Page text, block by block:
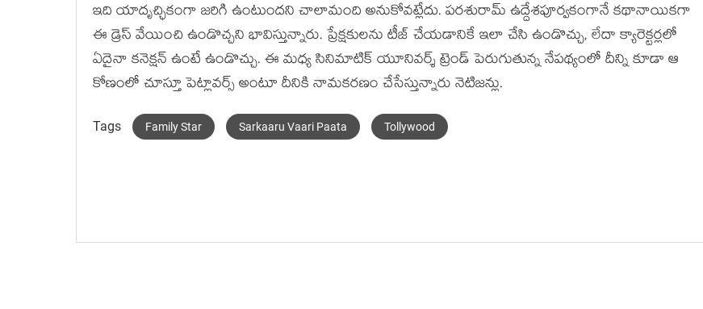
ఇది యాదృచ్ఛికంగా జ‌రిగి ఉంటుంద‌ని చాలామంది అనుకోవ‌ట్లేదు. ప‌ర‌శురామ్ ఉద్దేశ‌పూర్వ‌కంగానే క‌థానాయిక‌గా
ఈ డ్రెస్ వేయించి ఉండొచ్చ‌ని భావిస్తున్నారు. ప్రేక్ష‌కుల‌ను టీజ్ చేయ‌డానికే ఇలా చేసి ఉండొచ్చు, లేదా క్యారెక్ట‌ర్ల‌లో
ఏదైనా క‌నెక్ష‌న్ ఉంటే ఉండొచ్చు. ఈ మ‌ధ్య సినిమాటిక్ యూనివ‌ర్శ్ ట్రెండ్ పెరుగుతున్న నేప‌థ్యంలో దీన్ని కూడా ఆ
కోణంలో చూస్తూ పెట్లావ‌ర్స్ అంటూ దీనికి నామ‌క‌ర‌ణం చేసేస్తున్నారు నెటిజ‌న్లు.
Tags Family Star Sarkaaru Vaari Paata Tollywood